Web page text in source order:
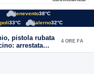
Benevento38°C
33°C Salerno32°C
pistola rubata
arrestata
4 ORE FA